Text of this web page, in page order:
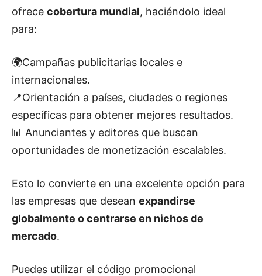
ofrece cobertura mundial, haciéndolo ideal
para:
🌍Campañas publicitarias locales e
internacionales.
📍Orientación a países, ciudades o regiones
específicas para obtener mejores resultados.
📊 Anunciantes y editores que buscan
oportunidades de monetización escalables.
Esto lo convierte en una excelente opción para
las empresas que desean expandirse
globalmente o centrarse en nichos de
mercado.
Puedes utilizar el código promocional